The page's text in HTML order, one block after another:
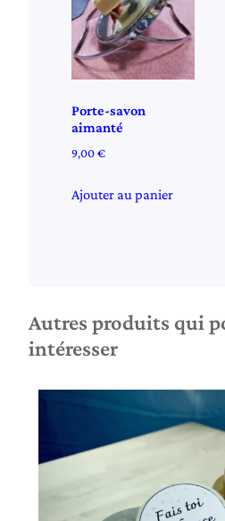
o
c
h
Porte-savon
aimanté
9,00€
Ajouter au panier
Autres produits qui
intéresser